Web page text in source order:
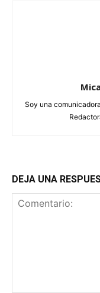
Soy una
DEJA UNA